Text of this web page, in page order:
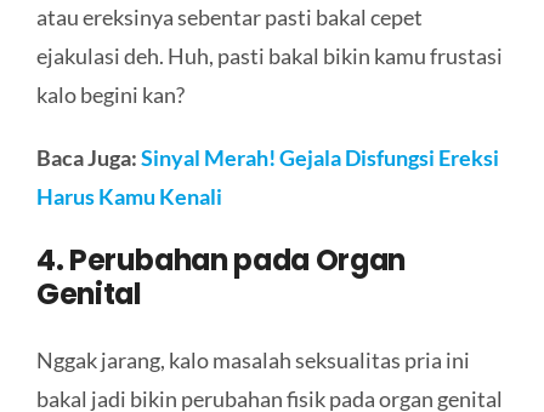
atau ereksinya sebentar pasti bakal cepet
ejakulasi deh. Huh, pasti bakal bikin kamu frustasi
kalo begini kan?
Baca Juga:Sinyal Merah! Gejala Disfungsi Ereksi
Harus Kamu Kenali
4. Perubahan pada Organ
Genital
Nggak jarang, kalo masalah seksualitas pria ini
bakal jadi bikin perubahan fisik pada organ genital